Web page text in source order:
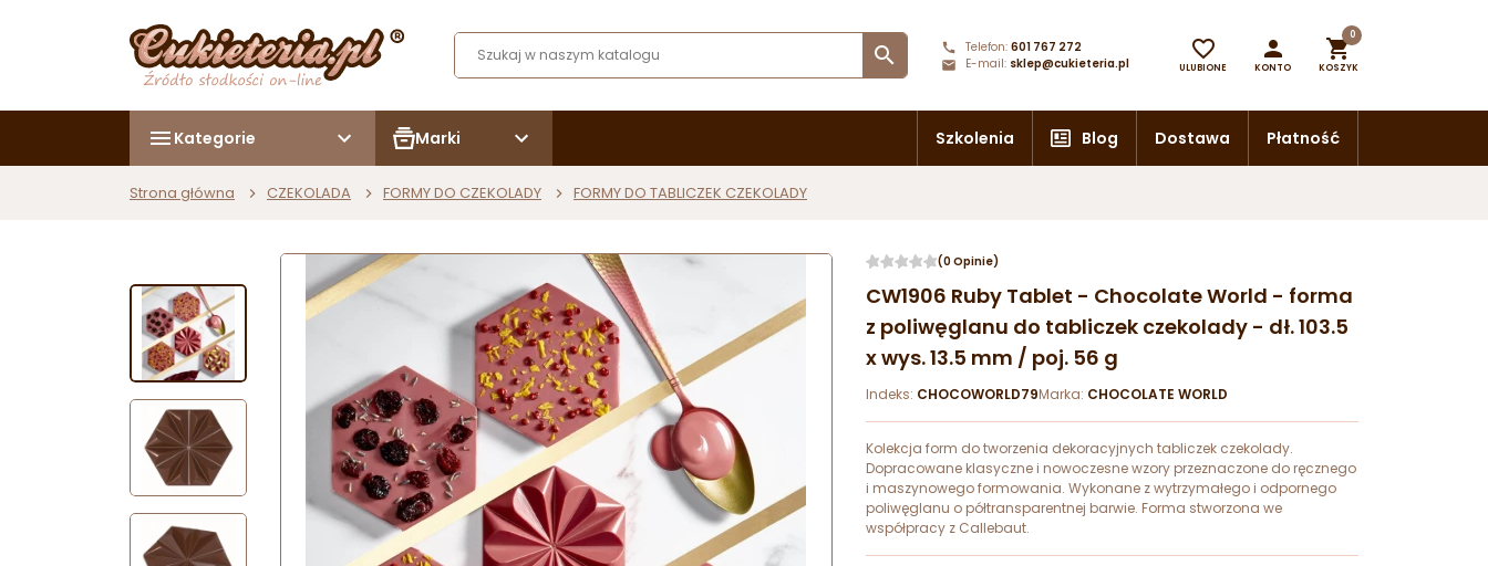
 Telefon: 601 767 272
E-mail: sklep@cukieteria.pl

ULUBIONE

KONTO

0
KOSZYK
Kategorie Marki Szkolenia Blog Dostawa Płatność
Strona główna CZEKOLADA FORMY DO CZEKOLADY FORMY DO TABLICZEK CZEKOLADY
(0 Opinie)
CW1906 Ruby Tablet - Chocolate World - forma
z poliwęglanu do tabliczek czekolady - dł. 103.5
x wys. 13.5 mm / poj. 56 g
Indeks: CHOCOWORLD79Marka: CHOCOLATE WORLD
Kolekcja form do tworzenia dekoracyjnych tabliczek czekolady.
Dopracowane klasyczne i nowoczesne wzory przeznaczone do ręcznego
i maszynowego formowania. Wykonane z wytrzymałego i odpornego
poliwęglanu o półtransparentnej barwie. Forma stworzona we
współpracy z Callebaut.